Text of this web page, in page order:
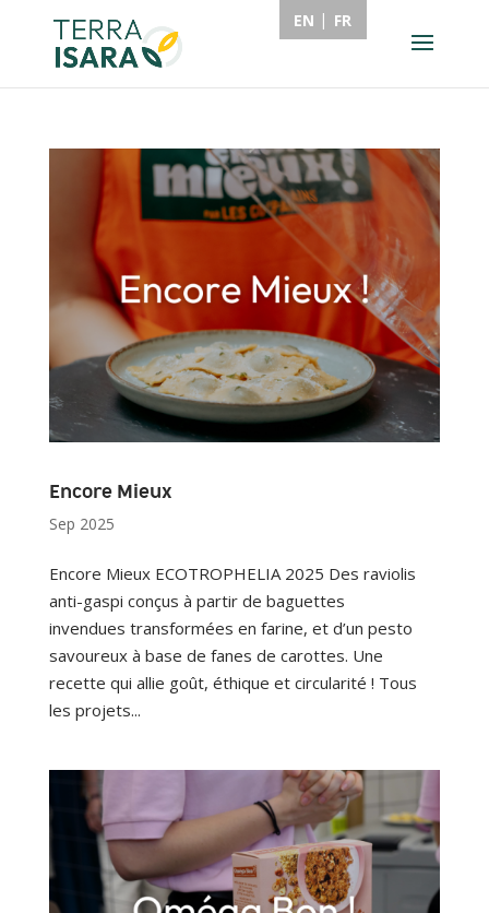
Encore Mieux
Sep 2025
Encore Mieux ECOTROPHELIA 2025 Des raviolis
anti-gaspi conçus à partir de baguettes
invendues transformées en farine, et d’un pesto
savoureux à base de fanes de carottes. Une
recette qui allie goût, éthique et circularité ! Tous
les projets...
EN FR